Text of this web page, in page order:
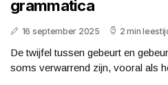
grammatica
16 september 2025 2 min
De twijfel tussen gebeurt en
soms verwarrend zijn, vooral als